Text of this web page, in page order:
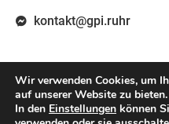
kontakt@gpi.ruhr
Copyright ©2024 GPI Ruhr
Wir verwenden Cookies, um
auf unserer Website zu bieten.
In den Einstellungen können